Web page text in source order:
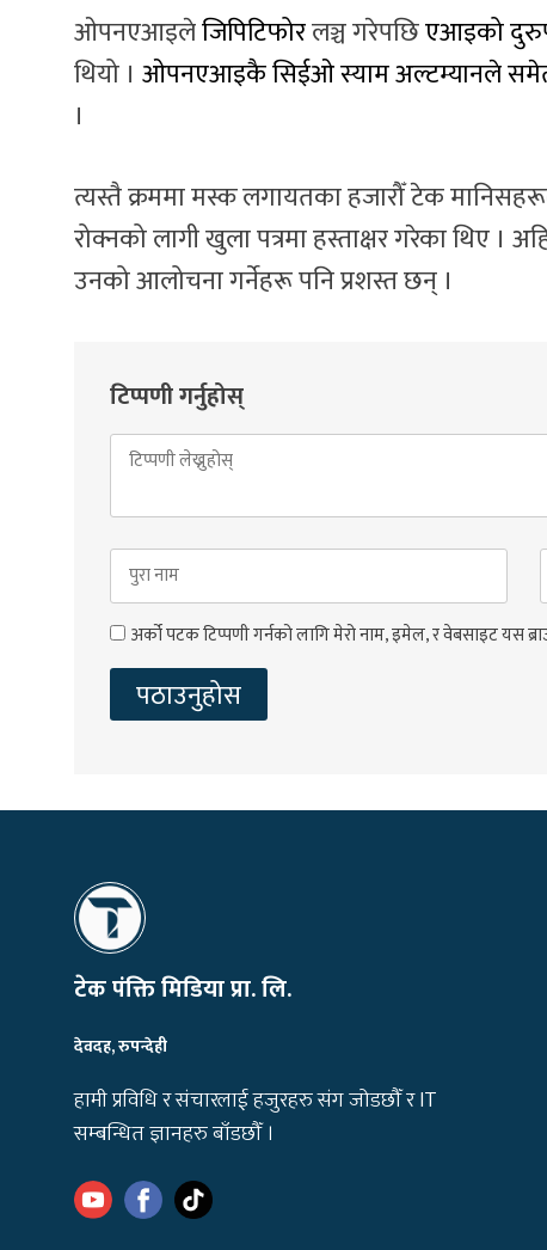
ओपनएआइलेजिपिटिफोरलञ्च गरेपछिएआइको
थियो । ओपनएआइकै सिईओ स्याम अल्टम्यानले
।
त्यस्तै क्रममा मस्क लगायतका हजारौँ टेक
रोक्नको लागी खुला पत्रमा हस्ताक्षर गरेका थिए
उनको आलोचना गर्नेहरू पनि प्रशस्त छन् ।
टिप्पणी गर्नुहोस्
अर्को पटक टिप्पणी गर्नको लागि मेरो नाम, इमेल, र वेबसाइट यस
टेक पंक्ति मिडिया प्रा. लि.
देवदह, रुपन्देही
हामी प्रविधि र संचारलाई हजुरहरु संग जोडछौँ र IT
सम्बन्धित ज्ञानहरु बाँडछौँ ।